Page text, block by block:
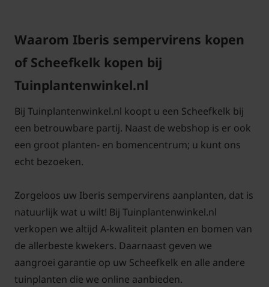
Antwoord: Scheefkelk is een groenblijvende vaste
plant, maar bij strenge winters kan deze wel wat
blad afstoten. De bladkleur is groen. Daarom wordt
deze vaak gebruikt als bodembedekker in de
borders.
Antwoord: De Latijnse naam voor Scheefkelk is
Iberis sempervirens. Iberis is winterhard en
wintergroen. In de herfst verkleurt het blad niet, dit
blijft gewoon groen. Ook onder struiken kan de
Iberis sempervirens goed uit groeien als
bodembedekker. In de lente als alles begint uit te
Waarom Iberis sempervirens kopen
of Scheefkelk kopen bij
Tuinplantenwinkel.nl
Bij Tuinplantenwinkel.nl koopt u een Scheefkelk bij
een betrouwbare partij. Naast de webshop is er ook
een groot planten- en bomencentrum; u kunt ons
echt bezoeken.
Zorgeloos uw Iberis sempervirens aanplanten, dat is
natuurlijk wat u wilt! Bij Tuinplantenwinkel.nl
verkopen we altijd A-kwaliteit planten en bomen van
de allerbeste kwekers. Daarnaast geven we
aangroei garantie op uw Scheefkelk en alle andere
tuinplanten die we online aanbieden.